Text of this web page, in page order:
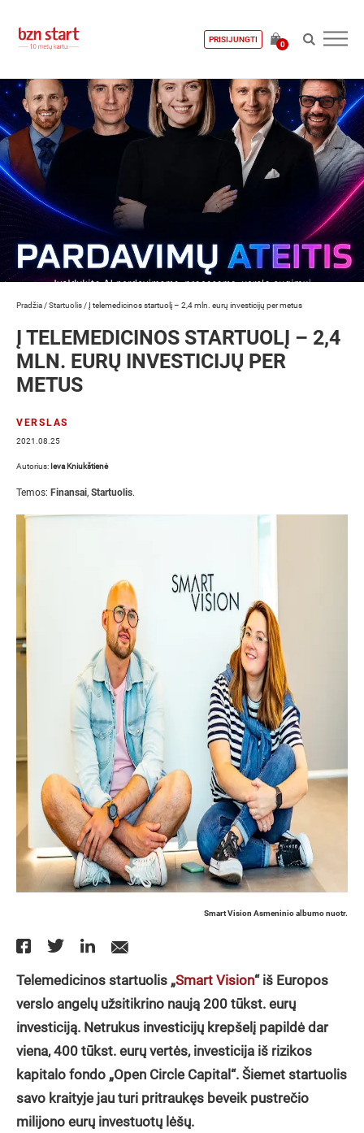
PRISIJUNGTI
0
Pradžia /Startuolis / Į telemedicinos startuolį – 2,4 mln. eurų investicijų per metus
Į TELEMEDICINOS STARTUOLĮ – 2,4
MLN. EURŲ INVESTICIJŲ PER
METUS
VERSLAS
2021.08.25
Autorius: Ieva Kniukštienė
Temos: Finansai, Startuolis.
Smart Vision Asmeninio albumo nuotr.
Telemedicinos startuolis „Smart Vision“ iš Europos
verslo angelų užsitikrino naują 200 tūkst. eurų
investiciją. Netrukus investicijų krepšelį papildė dar
viena, 400 tūkst. eurų vertės, investicija iš rizikos
kapitalo fondo „Open Circle Capital“. Šiemet startuolis
savo kraityje jau turi pritraukęs beveik pustrečio
milijono eurų investuotų lėšų.